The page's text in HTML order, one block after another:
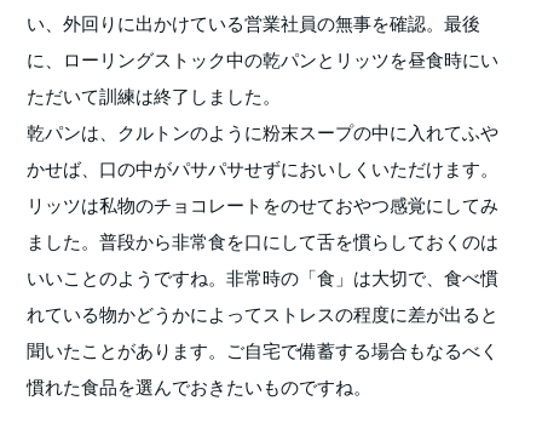
い、外回りに出かけている営業社員の無事を確認。最後
に、ローリングストック中の乾パンとリッツを昼食時にい
ただいて訓練は終了しました。
乾パンは、クルトンのように粉末スープの中に入れてふや
かせば、口の中がパサパサせずにおいしくいただけます。
リッツは私物のチョコレートをのせておやつ感覚にしてみ
ました。普段から非常食を口にして舌を慣らしておくのは
いいことのようですね。非常時の「食」は大切で、食べ慣
れている物かどうかによってストレスの程度に差が出ると
聞いたことがあります。ご自宅で備蓄する場合もなるべく
慣れた食品を選んでおきたいものですね。